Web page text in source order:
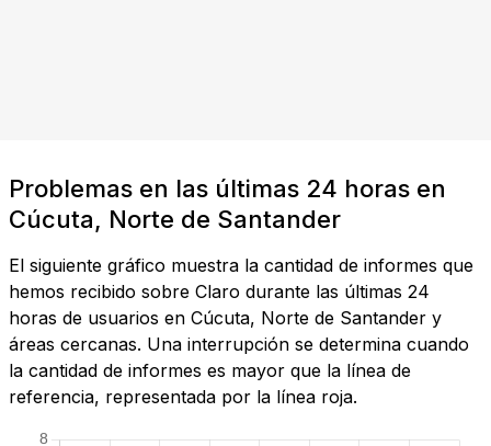
Problemas en las últimas 24 horas en
Cúcuta, Norte de Santander
El siguiente gráfico muestra la cantidad de informes que
hemos recibido sobre Claro durante las últimas 24
horas de usuarios en Cúcuta, Norte de Santander y
áreas cercanas. Una interrupción se determina cuando
la cantidad de informes es mayor que la línea de
referencia, representada por la línea roja.